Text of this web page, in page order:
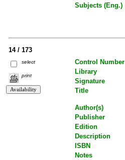
Subjects (Eng.)
14 / 173
select
print
Control Number
Library
Signature
Title
Author(s)
Publisher
Edition
Description
ISBN
Notes